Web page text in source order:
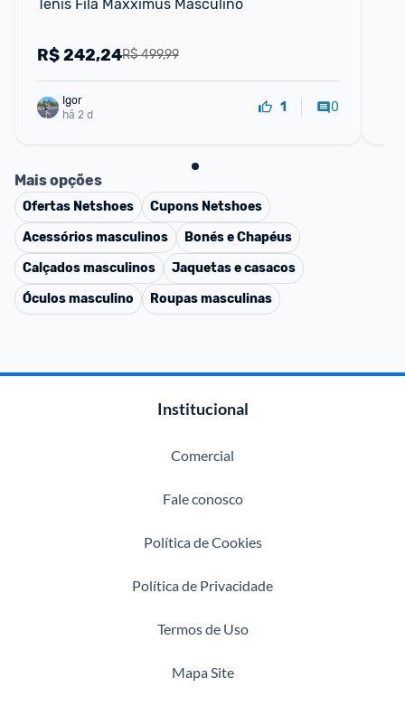
Tênis Fila Maxximus Masculino
R$ 499,99
R$242,24
Igor
há 2 d
1 0
Mais opções
Ofertas Netshoes Cupons Netshoes
Acessórios masculinos
Bonés e Chapéus
Calçados masculinos
Jaquetas e casacos
Óculos masculino
Roupas masculinas
Institucional
Comercial
Fale conosco
Política de Cookies
Política de Privacidade
Termos de Uso
Mapa Site